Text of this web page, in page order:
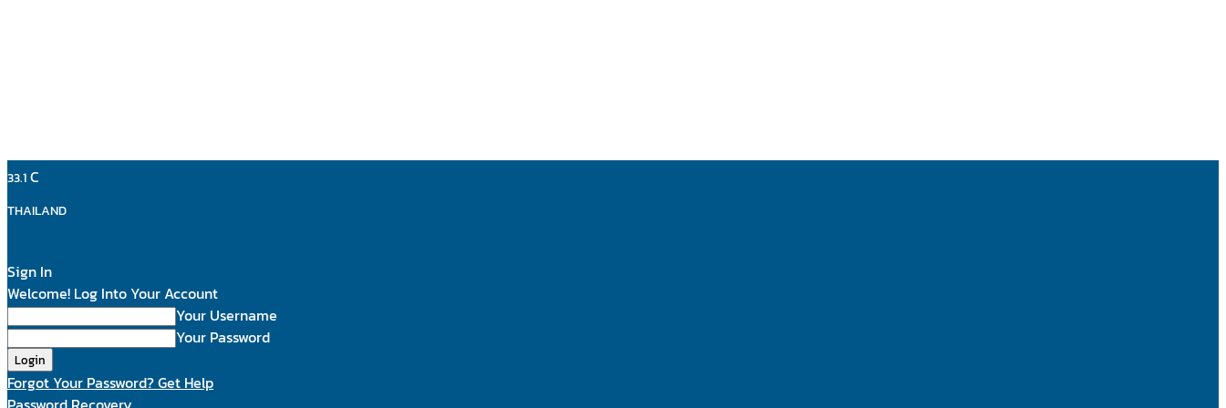
33.1C
THAILAND
Sign In
Welcome! Log Into Your Account
Your Username
Your Password
Forgot Your Password? Get Help